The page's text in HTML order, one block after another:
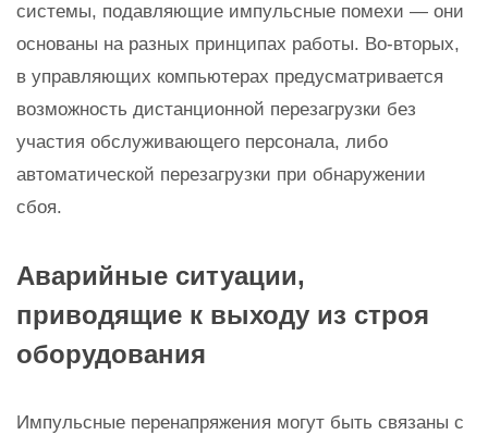
системы, подавляющие импульсные помехи — они
основаны на разных принципах работы. Во-вторых,
в управляющих компьютерах предусматривается
возможность дистанционной перезагрузки без
участия обслуживающего персонала, либо
автоматической перезагрузки при обнаружении
сбоя.
Аварийные ситуации,
приводящие к выходу из строя
оборудования
Импульсные перенапряжения могут быть связаны с